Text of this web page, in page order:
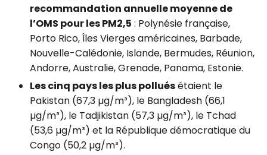
recommandation annuelle moyenne de
l’OMS pour les PM2,5 : Polynésie française,
Porto Rico, Îles Vierges américaines, Barbade,
Nouvelle-Calédonie, Islande, Bermudes, Réunion,
Andorre, Australie, Grenade, Panama, Estonie.
Les cinq pays les plus polluésétaient le
Pakistan (67,3 µg/m³), le Bangladesh (66,1
µg/m³), le Tadjikistan (57,3 µg/m³), le Tchad
(53,6 µg/m³) et la République démocratique du
Congo (50,2 µg/m³).